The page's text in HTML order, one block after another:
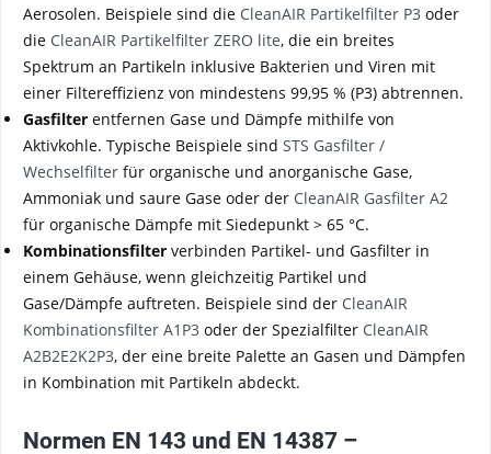
Aerosolen. Beispiele sind die CleanAIR Partikelfilter P3 oder
die CleanAIR Partikelfilter ZERO lite, die ein breites
Spektrum an Partikeln inklusive Bakterien und Viren mit
einer Filtereffizienz von mindestens 99,95 % (P3) abtrennen.
Gasfilter entfernen Gase und Dämpfe mithilfe von
Aktivkohle. Typische Beispiele sind STS Gasfilter /
Wechselfilter für organische und anorganische Gase,
Ammoniak und saure Gase oder der CleanAIR Gasfilter A2
für organische Dämpfe mit Siedepunkt > 65 °C.
Kombinationsfilter verbinden Partikel- und Gasfilter in
einem Gehäuse, wenn gleichzeitig Partikel und
Gase/Dämpfe auftreten. Beispiele sind der CleanAIR
Kombinationsfilter A1P3 oder der Spezialfilter CleanAIR
A2B2E2K2P3, der eine breite Palette an Gasen und Dämpfen
in Kombination mit Partikeln abdeckt.
Normen EN 143 und EN 14387 –